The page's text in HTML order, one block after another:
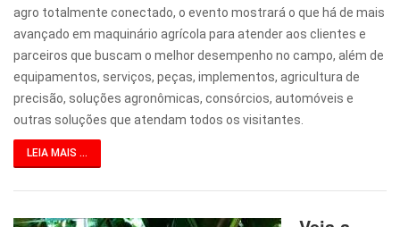
agro totalmente conectado, o evento mostrará o que há de mais
avançado em maquinário agrícola para atender aos clientes e
parceiros que buscam o melhor desempenho no campo, além de
equipamentos, serviços, peças, implementos, agricultura de
precisão, soluções agronômicas, consórcios, automóveis e
outras soluções que atendam todos os visitantes.
LEIA MAIS ...